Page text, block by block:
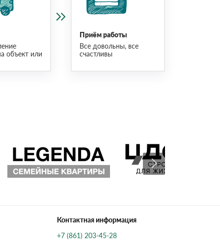
объект или
Приём работы
Все довольны, все
счастливы
Контактная информация
+7 (861) 203-45-28